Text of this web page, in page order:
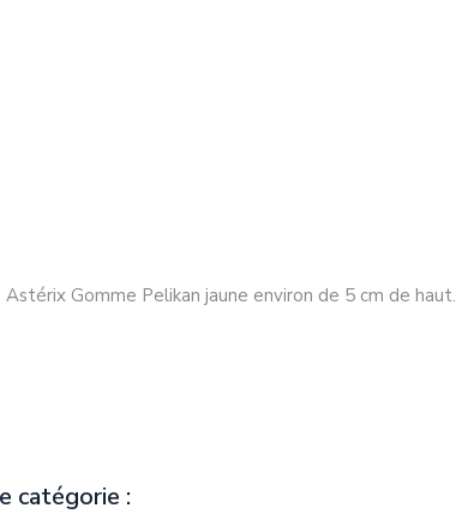
Astérix Gomme Pelikan jaune environ de 5 cm de haut.
catégorie :